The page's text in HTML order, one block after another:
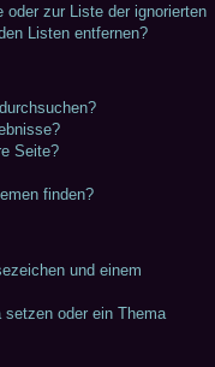
zur Liste der ignorierten
Listen entfernen?
Seite?
finden?
und einem
oder ein Thema